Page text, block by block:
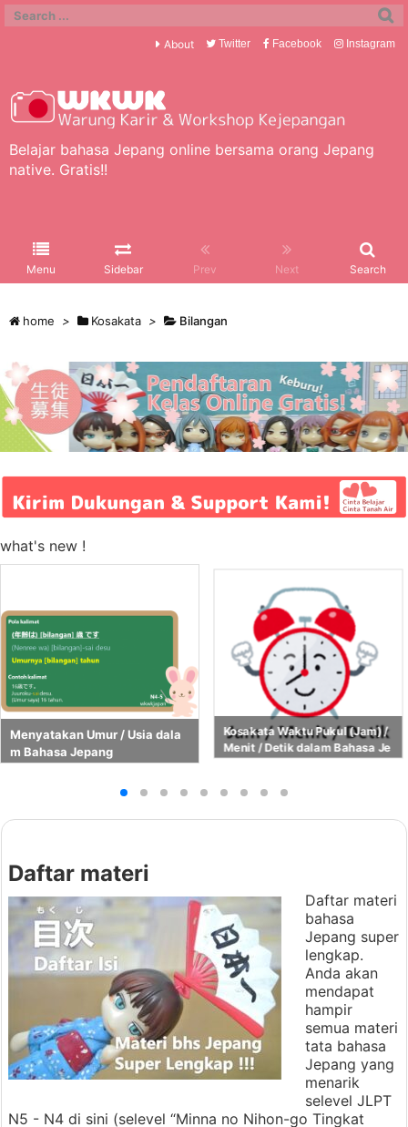
Belajar bahasa Jepang online bersama orang Jepang
native. Gratis!!
Menu Sidebar Prev Next Search
About Twitter Facebook Instagram
home > Kosakata > Bilangan
what's new !
Menyatakan Umur / Usia dala
m Bahasa Jepang
Kosakata Waktu Pukul (Jam) /
Menit / Detik dalam Bahasa Je
Daftar materi
Daftar materi
bahasa
Jepang super
lengkap.
Anda akan
mendapat
hampir
semua materi
tata bahasa
Jepang yang
menarik
selevel JLPT
N5 - N4 di sini (selevel “Minna no Nihon-go Tingkat